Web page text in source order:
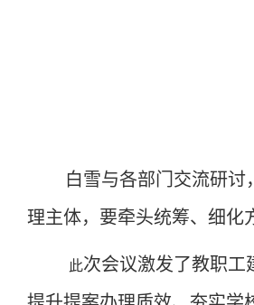
白雪与各部门交流研
理主体，要牵头统筹、细化
此次会议激发了教职工